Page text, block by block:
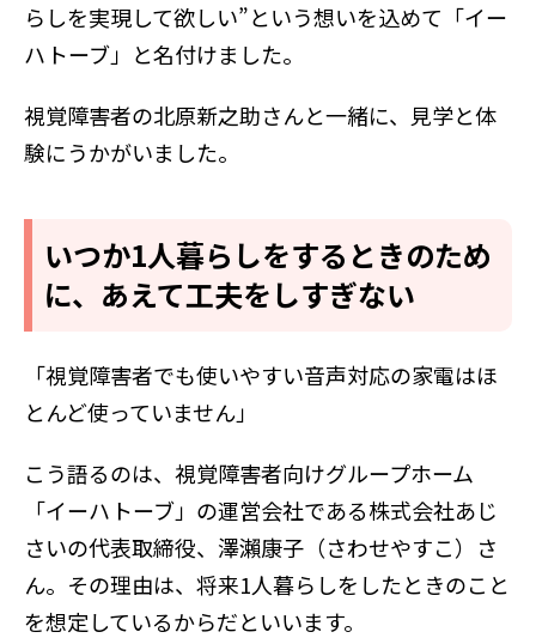
らしを実現して欲しい”という想いを込めて「イー
ハトーブ」と名付けました。
視覚障害者の北原新之助さんと一緒に、見学と体
験にうかがいました。
いつか1人暮らしをするときのため
に、あえて工夫をしすぎない
「視覚障害者でも使いやすい音声対応の家電はほ
とんど使っていません」
こう語るのは、視覚障害者向けグループホーム
「イーハトーブ」の運営会社である株式会社あじ
さいの代表取締役、澤瀨康子（さわせやすこ）さ
ん。 その理由は、将来1人暮らしをしたときのこと
を想定しているからだといいます。